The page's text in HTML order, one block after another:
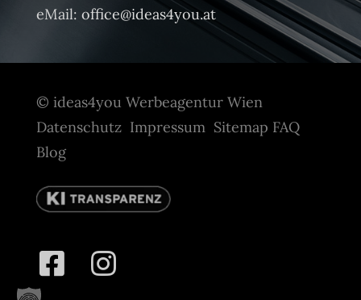
eMail: office@ideas4you.at
© ideas4you Werbeagentur Wien
Datenschutz Impressum Sitemap FAQ
Blog